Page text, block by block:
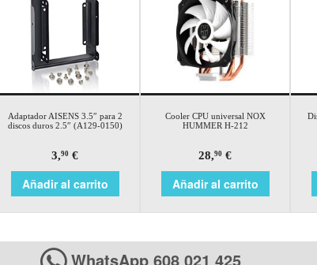
Adaptador AISENS 3.5″ para 2
discos duros 2.5″ (A129-0150)
3,90 €
Añadir al carrito
Cooler CPU universal NOX
HUMMER H-212
28,90 €
Añadir al carrito
WhatsApp 608 021 425